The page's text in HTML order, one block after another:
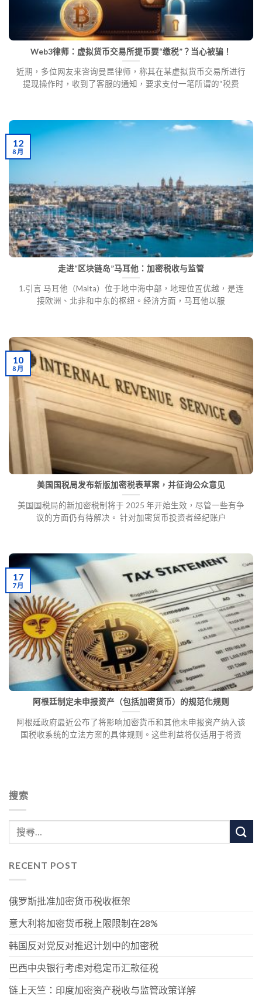
搜索
RECENT POST
俄罗斯批准加密货币税收框架
意大利将加密货币税上限限制在28%
韩国反对党反对推迟计划中的加密税
巴西中央银行考虑对稳定币汇款征税
链上天竺：印度加密资产税收与监管政策详解
Web3律师：虚拟货币交易所提币要“缴税”？当心被骗！
近期，多位网友来咨询曼昆律师，称其在某虚拟货币交易所进行
提现操作时，收到了客服的通知，要求支付一笔所谓的“税费
走进“区块链岛”马耳他：加密税收与监管
1.引言 马耳他（Malta）位于地中海中部，地理位置优越，是连
接欧洲、北非和中东的枢纽。经济方面，马耳他以服
12
8 月
美国国税局发布新版加密税表草案，并征询公众意见
美国国税局的新加密税制将于 2025 年开始生效，尽管一些有争
议的方面仍有待解决。 针对加密货币投资者经纪账户
10
8 月
阿根廷制定未申报资产（包括加密货币）的规范化规则
阿根廷政府最近公布了将影响加密货币和其他未申报资产纳入该
国税收系统的立法方案的具体规则。这些利益将仅适用于将资
17
7 月